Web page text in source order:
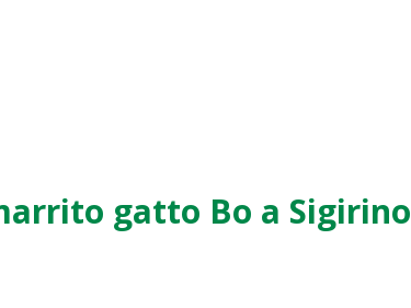
gatto Bo a Sigirino